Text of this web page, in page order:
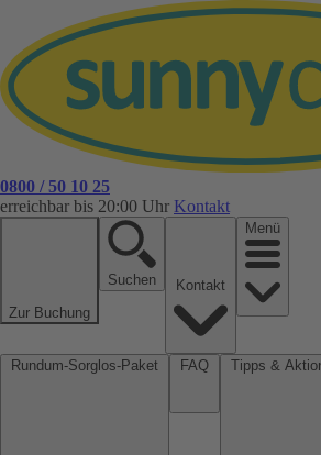
0800 / 50 10 25
erreichbar bis 20:00 Uhr Kontakt
Zur Buchung
Suchen
Menü